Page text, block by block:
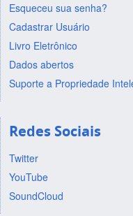
Esqueceu sua senha?
Cadastrar Usuário
Livro Eletrônico
Dados abertos
Suporte a Propriedade
Redes Sociais
Twitter
YouTube
SoundCloud